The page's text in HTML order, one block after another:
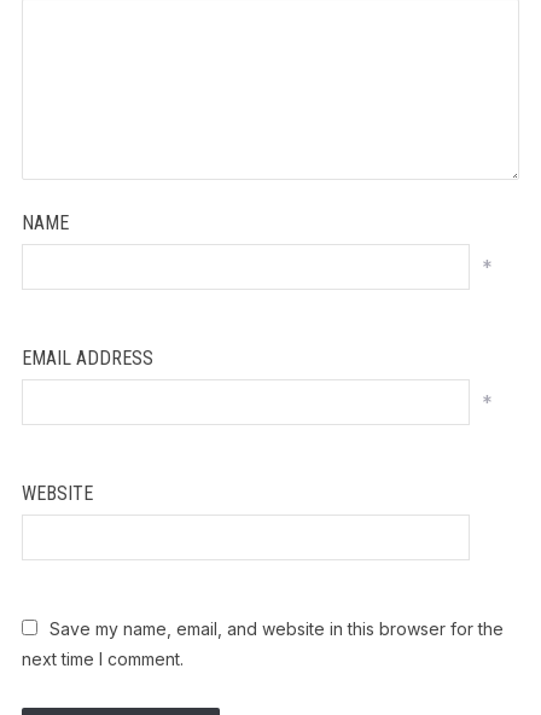
NAME
*
EMAIL ADDRESS
*
WEBSITE
Save my name, email, and website in this browser for the
next time I comment.